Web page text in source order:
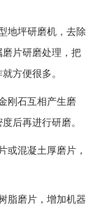
地坪研磨机，去除
片研磨处理，把
方便很多。
刚石互相产生磨
后再进行研磨。
或混凝土厚磨片，
脂磨片，增加机器